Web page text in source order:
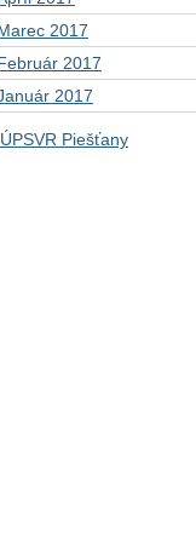
2017
2017
2017
Piešťany